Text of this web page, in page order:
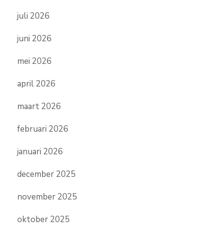
juli 2026
juni 2026
mei 2026
april 2026
maart 2026
februari 2026
januari 2026
december 2025
november 2025
oktober 2025